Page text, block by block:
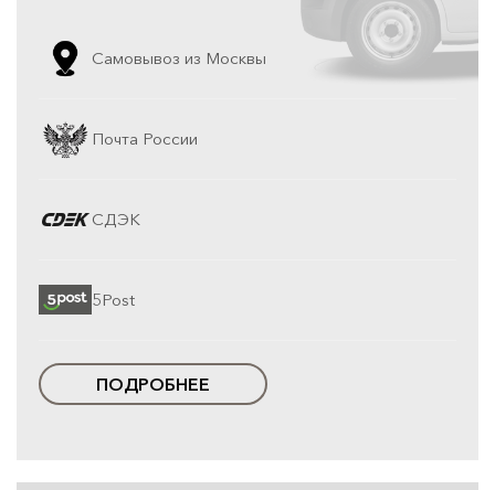
Самовывоз из Москвы
Почта России
СДЭК
5Post
ПОДРОБНЕЕ